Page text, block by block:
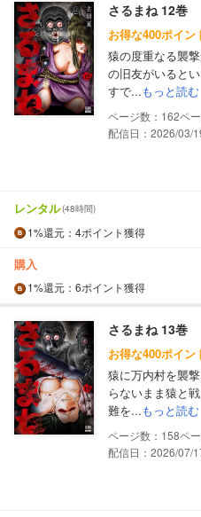
さるまね 12巻
お得な400ポイン
猿の度重なる襲
の旧友がいると
すで...もっと読む
162
配信日：2026/03/
レンタル(48時間)
1%還元 ：4ポイント獲得
購入
1%還元 ：6ポイント獲得
さるまね 13巻
お得な400ポイン
猿に万内村を襲
らないまま猿と
難を...もっと読む
158
配信日：2026/07/